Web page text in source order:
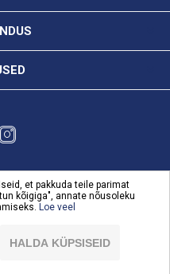
teenindus. Kõik õigused
et pakkuda teile parimat
kõigiga", annate nõusoleku
Loe veel
HALDA KÜPSISEID